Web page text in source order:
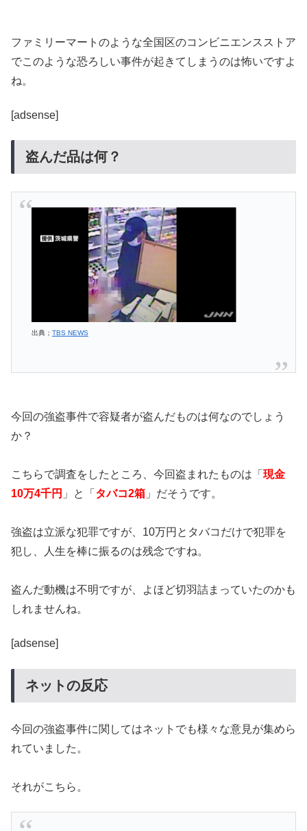
ファミリーマートのような全国区のコンビニエンスストア
でこのような恐ろしい事件が起きてしまうのは怖いですよ
ね。
[adsense]
盗んだ品は何？
出典； TBS NEWS
今回の強盗事件で容疑者が盗んだものは何なのでしょう
か？
こちらで調査をしたところ、今回盗まれたものは「 現金
10万4千円 」と「 タバコ2箱 」だそうです。
強盗は立派な犯罪ですが、10万円とタバコだけで犯罪を
犯し、人生を棒に振るのは残念ですね。
盗んだ動機は不明ですが、よほど切羽詰まっていたのかも
しれませんね。
[adsense]
ネットの反応
今回の強盗事件に関してはネットでも様々な意見が集めら
れていました。
それがこちら。